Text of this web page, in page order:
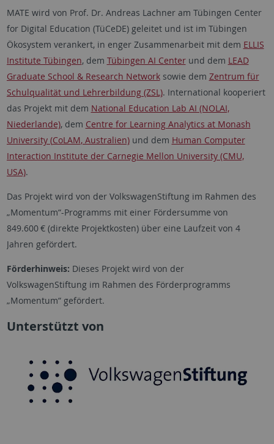
MATE wird von Prof. Dr. Andreas Lachner am Tübingen Center
forDigital Education (TüCeDE) geleitet und ist im Tübingen
Ökosystem verankert, in enger Zusammenarbeit mit dem ELLIS
Institute Tübingen, dem Tübingen AI Centerund dem LEAD
Graduate School & Research Networksowie dem Zentrum für
Schulqualität und Lehrerbildung (ZSL). International kooperiert
das Projekt mit dem National Education Lab AI (NOLAI,
Niederlande), dem Centre forLearning Analytics at Monash
University (CoLAM, Australien)und dem Human Computer
Interaction Institute der Carnegie Mellon University (CMU,
USA).
Das Projekt wird von der VolkswagenStiftungim Rahmen des
„Momentum“-Programms mit einer Fördersumme von
849.600 € (direkte Projektkosten) über eine Laufzeit von 4
Jahren gefördert.
Förderhinweis: Dieses Projekt wird von der
VolkswagenStiftungim Rahmen des Förderprogramms
„Momentum“ gefördert.
Unterstützt von